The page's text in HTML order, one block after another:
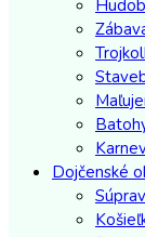
Dojčenské